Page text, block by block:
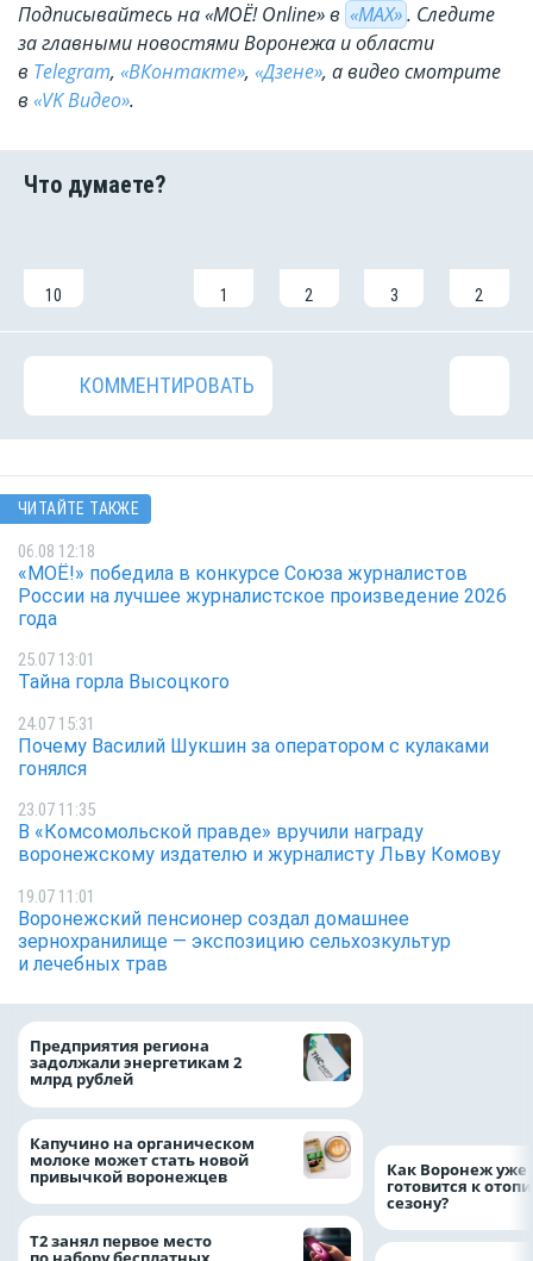
Подписывайтесь на «МОЁ! Online» в «МАХ». Cледите
за главными новостями Воронежа и области
в Telegram, «ВКонтакте», «Дзене», а видео смотрите
в «VK Видео».
10 1 2 3 2
КОММЕНТИРОВАТЬ
ЧИТАЙТЕ ТАКЖЕ
06.08 12:18
«МОЁ!» победила в конкурсе Союза журналистов
России на лучшее журналистское произведение 2026
года
25.07 13:01
Тайна горла Высоцкого
24.07 15:31
Почему Василий Шукшин за оператором с кулаками
гонялся
23.07 11:35
В «Комсомольской правде» вручили награду
воронежскому издателю и журналисту Льву Комову
19.07 11:01
Воронежский пенсионер создал домашнее
зернохранилище — экспозицию сельхозкультур
и лечебных трав
Предприятия региона
задолжали энергетикам 2
млрд рублей
Капучино на органическом
молоке может стать новой
привычкой воронежцев
Т2 занял первое место
Как Воронеж уже
готовится к
сезону?